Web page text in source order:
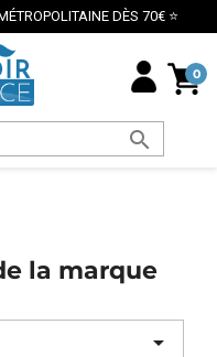
DÈS 70€ ⭐
0
search
la marque
